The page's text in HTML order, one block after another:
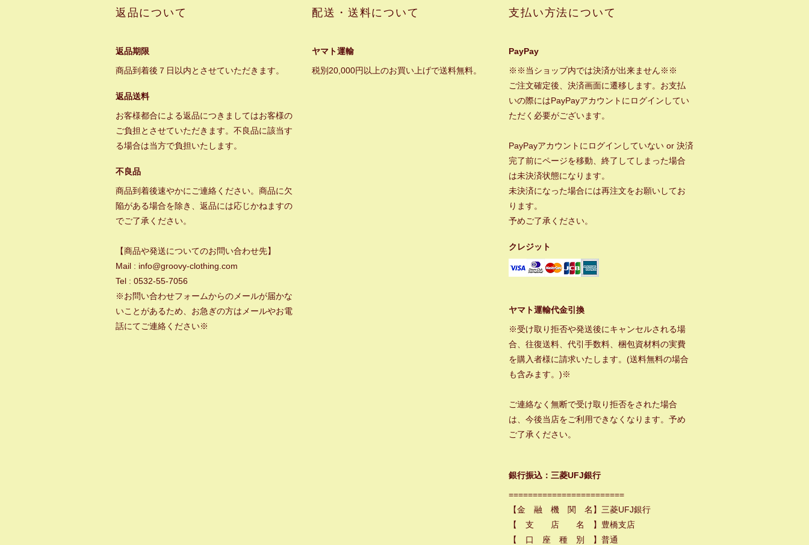
返品について
返品期限
商品到着後７日以内とさせていただきます。
返品送料
お客様都合による返品につきましてはお客様の
ご負担とさせていただきます。不良品に該当す
る場合は当方で負担いたします。
不良品
商品到着後速やかにご連絡ください。商品に欠
陥がある場合を除き、返品には応じかねますの
でご了承ください。
【商品や発送についてのお問い合わせ先】
Mail : info@groovy-clothing.com
Tel : 0532-55-7056
※お問い合わせフォームからのメールが届かな
いことがあるため、お急ぎの方はメールやお電
話にてご連絡ください※
配送・送料について
ヤマト運輸
税別20,000円以上のお買い上げで送料無料。
支払い方法について
PayPay
※※当ショップ内では決済が出来ません※※
ご注文確定後、決済画面に遷移します。お支払
いの際にはPayPayアカウントにログインしてい
ただく必要がございます。
PayPayアカウントにログインしていない or 決済
完了前にページを移動、終了してしまった場合
は未決済状態になります。
未決済になった場合には再注文をお願いしてお
ります。
予めご了承ください。
クレジット
ヤマト運輸代金引換
※受け取り拒否や発送後にキャンセルされる場
合、往復送料、代引手数料、梱包資材料の実費
を購入者様に請求いたします。(送料無料の場合
も含みます。)※
ご連絡なく無断で受け取り拒否をされた場合
は、今後当店をご利用できなくなります。予め
ご了承ください。
銀行振込：三菱UFJ銀行
========================
【金 融 機 関 名】三菱UFJ銀行
【 支 店 名 】豊橋支店
【 口 座 種 別 】普通